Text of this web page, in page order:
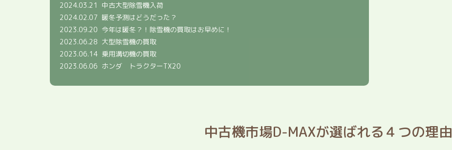
2024.03.21
中古大型除雪機入荷
2024.02.07 暖冬予測はどうだった？
2023.09.20 今年は暖冬？！除雪機の買取はお早めに！
2023.06.28 大型除雪機の買取
2023.06.14 乗用溝切機の買取
2023.06.06 ホンダ トラクターTX20
中古機市場D-MAXが選ばれる４つの理由